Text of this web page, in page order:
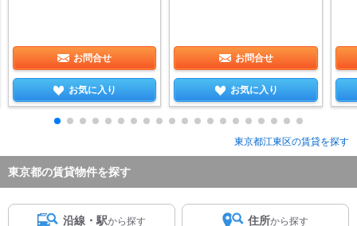
お問合せ
お気に入り
お問合せ
お気に入り
東京都江東区の賃貸を探す
東京都の賃貸物件を探す
沿線・駅から探す 住所から探す